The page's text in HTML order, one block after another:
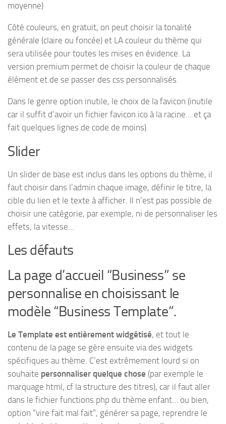
moyenne)
Côté couleurs, en gratuit, on peut choisir la tonalité
générale (claire ou foncée) et LA couleur du thème qui
sera utilisée pour toutes les mises en évidence. La
version premium permet de choisir la couleur de chaque
élément et de se passer des css personnalisés.
Dans le genre option inutile, le choix de la favicon (inutile
car il suffit d’avoir un fichier favicon.ico à la racine… et ça
fait quelques lignes de code de moins).
Slider
Un slider de base est inclus dans les options du thème, il
faut choisir dans l’admin chaque image, définir le titre, la
cible du lien et le texte à afficher. Il n’est pas possible de
choisir une catégorie, par exemple, ni de personnaliser les
effets, la vitesse…
Les défauts
La page d’accueil “Business” se
personnalise en choisissant le
modèle “Business Template”.
Le Template est entièrement widgétisé, et tout le
contenu de la page se gère ensuite via des widgets
spécifiques au thème. C’est extrêmement lourd si on
souhaite personnaliser quelque chose (par exemple le
marquage html, cf la structure des titres), car il faut aller
dans le fichier functions.php du thème enfant… ou bien,
option “vire fait mal fait”, générer sa page, reprendre le